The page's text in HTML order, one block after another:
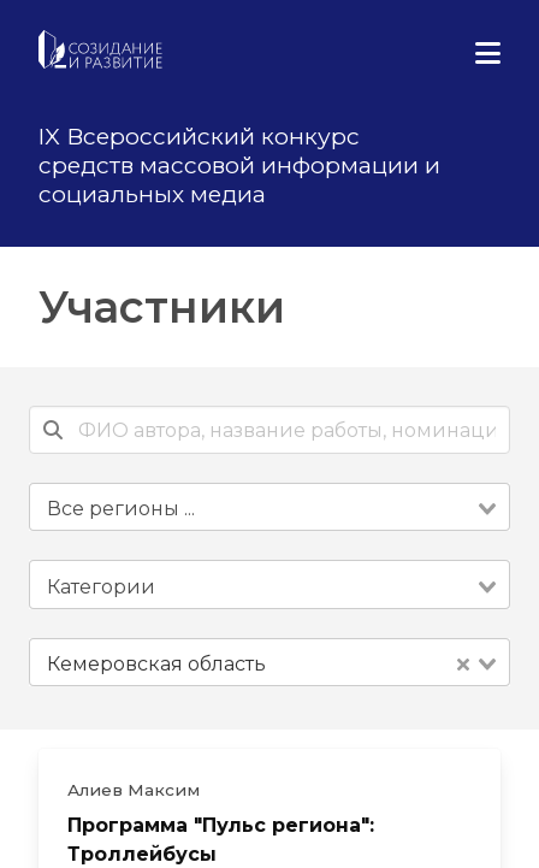
IX Всероссийский конкурс
средств массовой информации и
социальных медиа
Участники
Кемеровская область
Алиев Максим
Программа "Пульс региона":
Троллейбусы